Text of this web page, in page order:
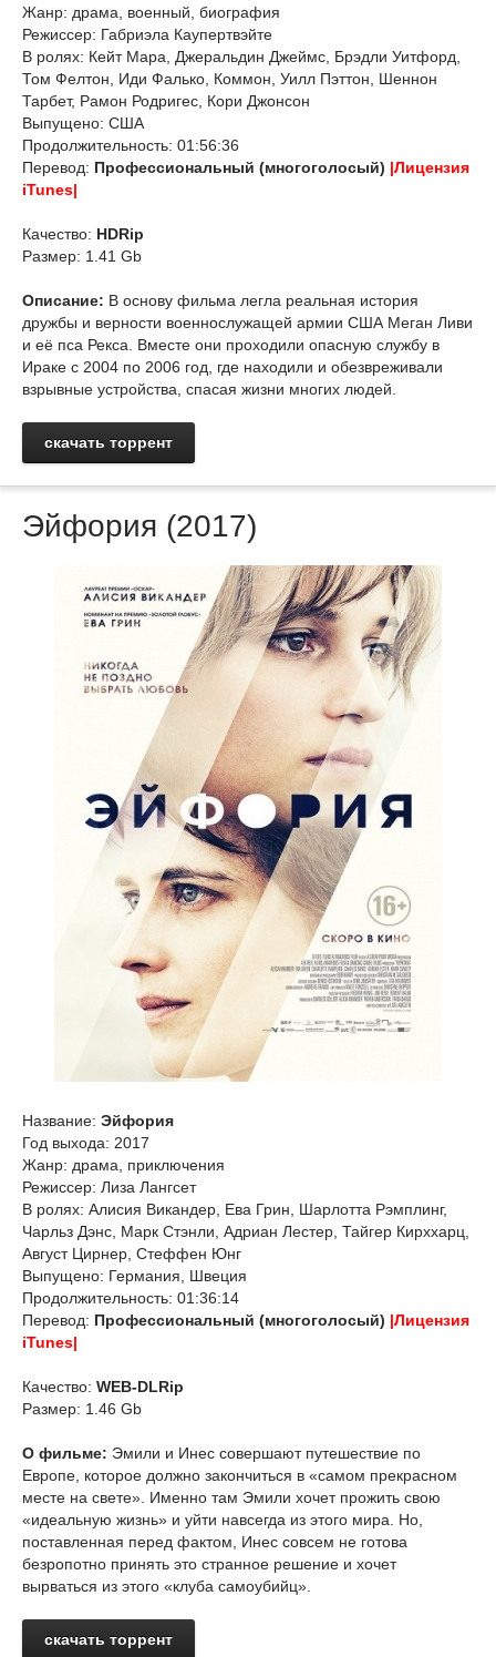
Жанр: драма, военный, биография
Режиссер: Габриэла Каупертвэйте
В ролях: Кейт Мара, Джеральдин Джеймс, Брэдли Уитфорд,
Том Фелтон, Иди Фалько, Коммон, Уилл Пэттон, Шеннон
Тарбет, Рамон Родригес, Кори Джонсон
Выпущено: США
Продолжительность: 01:56:36
Перевод: Профессиональный (многоголосый) |Лицензия
iTunes|
Качество: HDRip
Размер: 1.41 Gb
Описание: В основу фильма легла реальная история
дружбы и верности военнослужащей армии США Меган Ливи
и её пса Рекса. Вместе они проходили опасную службу в
Ираке с 2004 по 2006 год, где находили и обезвреживали
взрывные устройства, спасая жизни многих людей.
скачать торрент
Эйфория (2017)
Название: Эйфория
Год выхода: 2017
Жанр: драма, приключения
Режиссер: Лиза Лангсет
В ролях: Алисия Викандер, Ева Грин, Шарлотта Рэмплинг,
Чарльз Дэнс, Марк Стэнли, Адриан Лестер, Тайгер Кирххарц,
Август Цирнер, Стеффен Юнг
Выпущено: Германия, Швеция
Продолжительность: 01:36:14
Перевод: Профессиональный (многоголосый) |Лицензия
iTunes|
Качество: WEB-DLRip
Размер: 1.46 Gb
О фильме: Эмили и Инес совершают путешествие по
Европе, которое должно закончиться в «самом прекрасном
месте на свете». Именно там Эмили хочет прожить свою
«идеальную жизнь» и уйти навсегда из этого мира. Но,
поставленная перед фактом, Инес совсем не готова
безропотно принять это странное решение и хочет
вырваться из этого «клуба самоубийц».
скачать торрент